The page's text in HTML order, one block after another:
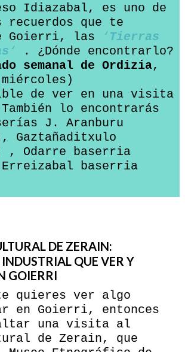
Idiazabal, es uno de
recuerdos que te
Goierri, las
‘ Tierras
‘
. ¿Dónde encontrarlo?
semanal de Ordizia,
de ver en una visita
lo encontrarás
J. Aranburu
Gaztañaditxulo
, Odarre baserria
baserria
DE ZERAIN:
QUE VER Y
GOIERRI
quieres ver algo
en Goierri, entonces
una visita al
de Zerain, que